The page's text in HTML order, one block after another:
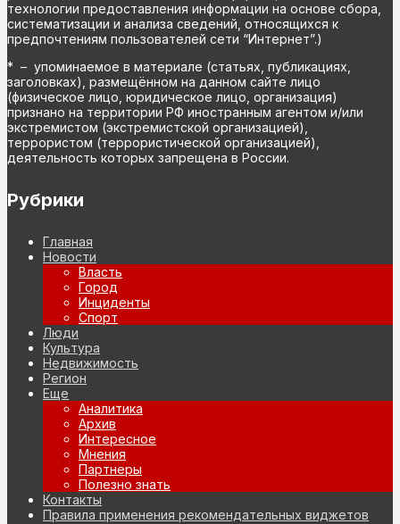
технологии предоставления информации на основе сбора,
систематизации и анализа сведений, относящихся к
предпочтениям пользователей сети “Интернет”.)
* – упоминаемое в материале (статьях, публикациях,
заголовках), размещённом на данном сайте лицо
(физическое лицо, юридическое лицо, организация)
признано на территории РФ иностранным агентом и/или
экстремистом (экстремистской организацией),
террористом (террористической организацией),
деятельность которых запрещена в России.
Рубрики
Главная
Новости
Власть
Город
Инциденты
Спорт
Люди
Культура
Недвижимость
Регион
Еще
Аналитика
Архив
Интересное
Мнения
Партнеры
Полезно знать
Контакты
Правила применения рекомендательных виджетов